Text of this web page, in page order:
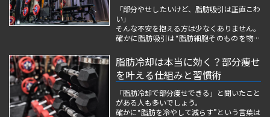
「部分やせしたいけど、脂肪吸引は正直こわ
い」
そんな不安を抱える方は少なくありません。
確かに脂肪吸引は“脂肪細胞そのものを物理
の変化を感じやすい一方、内出血・たるみ・
左右差・感染・凸凹・麻酔リスクなど、身体
への負担が大きいのも事実です。
脂肪冷却は本当に効く？部分痩せ
を叶える仕組みと習慣術
「脂肪冷却で部分痩せできる」と聞いたこと
がある人も多いでしょう。
確かに“脂肪を冷やして減らす”という言葉は